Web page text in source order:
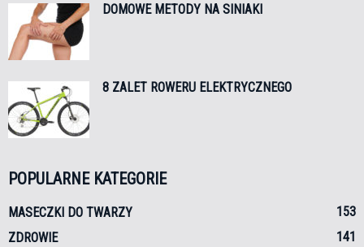
DOMOWE METODY NA SINIAKI
8 ZALET ROWERU ELEKTRYCZNEGO
POPULARNE KATEGORIE
MASECZKI DO TWARZY
153
ZDROWIE
141